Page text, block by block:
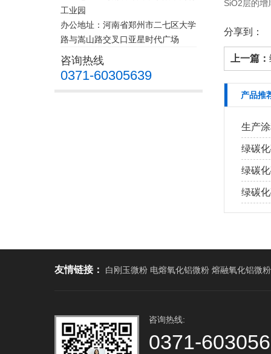
工业园
办公地址：河南省郑州市二七区大学
路与嵩山路交叉口亚星时代广场
咨询热线
0371-60305639
SiO2层的
分享到：
上一篇：
产品推
生产
绿碳
绿碳
绿碳
友情链接： 白刚玉微粉 电熔氧化铝微粉 熔融氧化铝微粉
咨询热线:
0371-